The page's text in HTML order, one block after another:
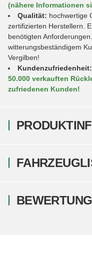
(nähere Informationen
Qualität: hochwertige
zertifizierten Herstellern.
benötigten
witterungsbeständigem
Vergilben!
Kundenzufriedenheit:
50.000 verkauften
zufriedenen Kunden!